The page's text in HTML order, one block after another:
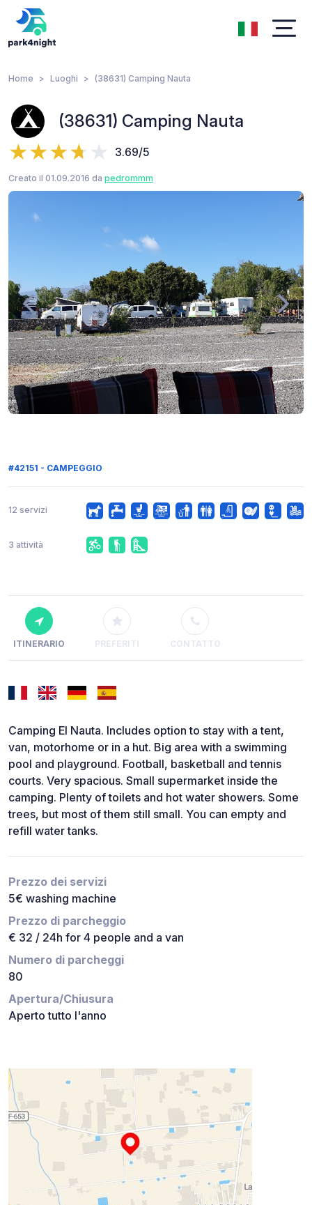
Home Luoghi (38631) Camping Nauta
(38631) Camping Nauta
3.69/5
Creato il 01.09.2016 da pedrommm
#42151 - CAMPEGGIO
12 servizi
3 attività
ITINERARIO PREFERITI CONTATTO
Camping El Nauta. Includes option to stay with a tent,
van, motorhome or in a hut. Big area with a swimming
pool and playground. Football, basketball and tennis
courts. Very spacious. Small supermarket inside the
camping. Plenty of toilets and hot water showers. Some
trees, but most of them still small. You can empty and
refill water tanks.
Prezzo dei servizi
5€ washing machine
Prezzo di parcheggio
€ 32 / 24h for 4 people and a van
Numero di parcheggi
80
Apertura/Chiusura
Aperto tutto l'anno